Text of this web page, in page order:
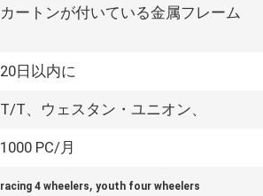
カートンが付いている金属フレーム
20日以内に
T/T、ウェスタン・ユニオン、
1000 PC/月
racing 4 wheelers,youth four wheelers